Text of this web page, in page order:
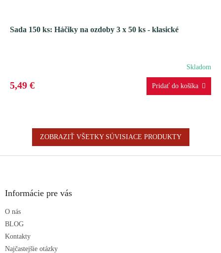
Sada 150 ks: Háčiky na ozdoby 3 x 50 ks - klasické
Skladom
5,49 €
ZOBRAZIŤ VŠETKY SÚVISIACE PRODUKTY
Informácie pre vás
O nás
BLOG
Kontakty
Najčastejšie otázky